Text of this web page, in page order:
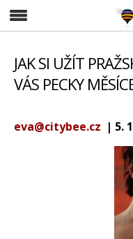
JAK SI UŽÍT
VÁS PECKY
eva@citybee.cz | 5.